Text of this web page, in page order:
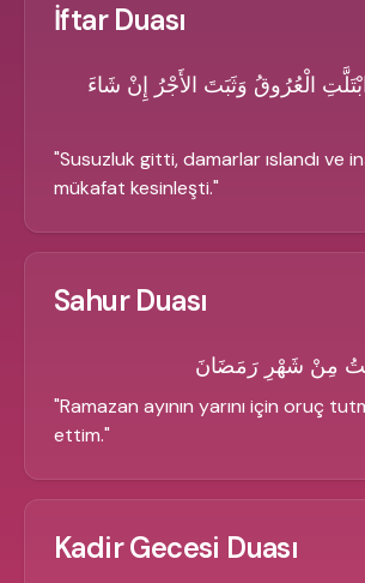
İftar Duası
الْعُرُوقُ وَثَبَتَ الأَجْرُ إِنْ شَاءَ
"Susuzluk gitti, damarlar ıslandı ve
mükafat kesinleşti."
Sahur Duası
مِنْ شَهْرِ رَمَضَانَ
"Ramazan ayının yarını için oruç
ettim."
Kadir Gecesi Duası